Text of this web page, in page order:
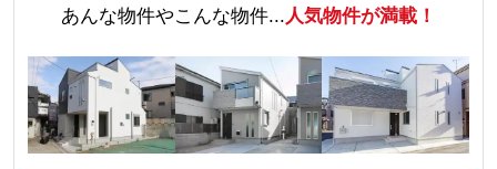
あんな物件やこんな物件... 人気物件が満載！